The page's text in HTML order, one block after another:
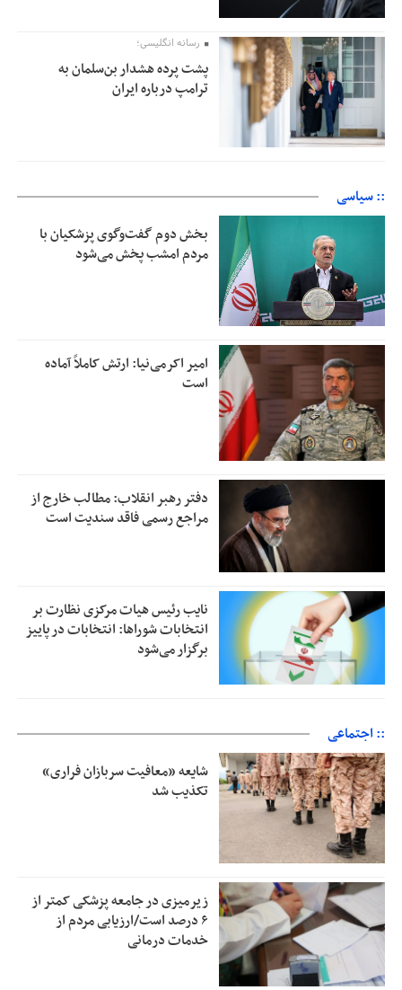
رسانه انگلیسی؛
پشت پرده هشدار بن‌سلمان به
ترامپ درباره ایران
:: سیاسی
بخش دوم گفت‌وگوی پزشکیان با
مردم امشب پخش می‌شود
امیر اکرمی‌نیا: ارتش کاملاً آماده
است
دفتر رهبر انقلاب: مطالب خارج از
مراجع رسمی فاقد سندیت است
نایب رئیس هیات مرکزی نظارت بر
انتخابات شوراها: انتخابات در پاییز
برگزار می‌شود
:: اجتماعی
شایعه «معافیت سربازان فراری»
تکذیب شد
زیرمیزی در جامعه پزشکی کمتر از
۶ درصد است/ارزیابی مردم از
خدمات درمانی